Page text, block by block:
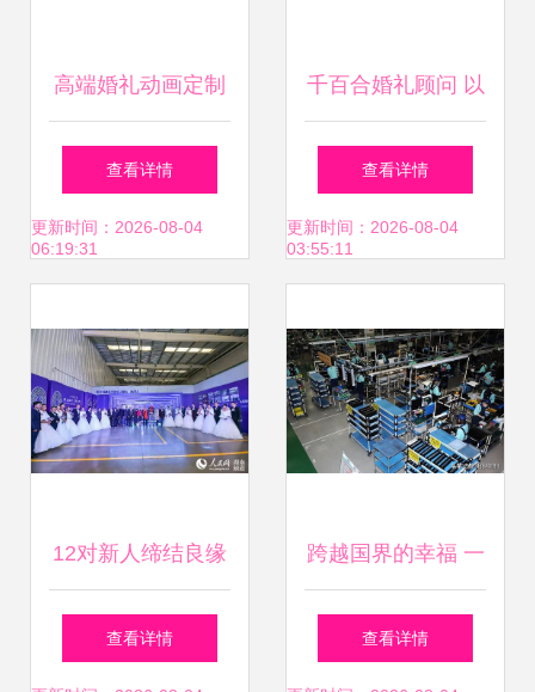
高端婚礼动画定制
纸片风格
查看详情
更新时间：2026-08-04
06:19:31
千百合婚礼顾问 以
专业之心，编织爱
的永恒篇章
查看详情
更新时间：2026-08-04
03:55:11
12对新人缔结良缘
广汽菲克上演浪漫
查看详情
跨越国界的幸福 一
个90后安徽女子在
查看详情